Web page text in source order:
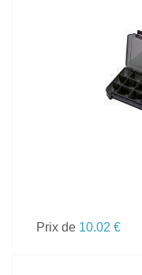
Prix de 10.02 €